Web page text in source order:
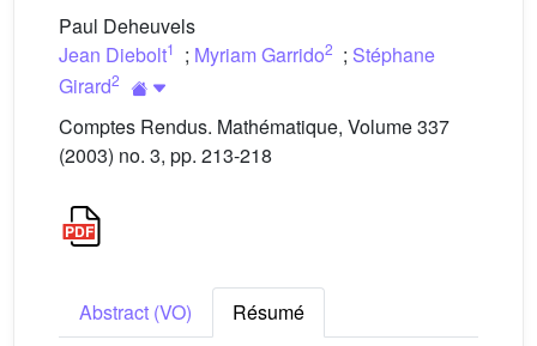
Paul Deheuvels
Jean Diebolt1 ; Myriam Garrido2 ; Stéphane
Girard2
Comptes Rendus. Mathématique, Volume 337
(2003) no. 3, pp. 213-218
Abstract (VO)
Résumé